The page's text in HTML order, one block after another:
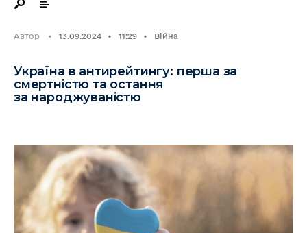
Автор • 13.09.2024 • 11:29 • Війна
Україна в антирейтингу: перша за
смертністю та остання
за народжуваністю